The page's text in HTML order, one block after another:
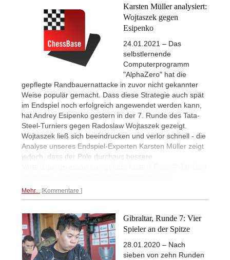
Karsten Müller analysiert:
Wojtaszek gegen
Esipenko
24.01.2021 – Das
selbstlernende
Computerprogramm
"AlphaZero" hat die
gepflegte Randbauernattacke in zuvor nicht gekannter
Weise populär gemacht. Dass diese Strategie auch spät
im Endspiel noch erfolgreich angewendet werden kann,
hat Andrey Esipenko gestern in der 7. Runde des Tata-
Steel-Turniers gegen Radoslaw Wojtaszek gezeigt.
Wojtaszek ließ sich beeindrucken und verlor schnell - die
Analyse unseres Endspiel-Experten Karsten Müller zeigt
jedoch, dass der Pole durchaus bessere
Mehr... Kommentare
Gibraltar, Runde 7: Vier
Spieler an der Spitze
28.01.2020 – Nach
sieben von zehn Runden